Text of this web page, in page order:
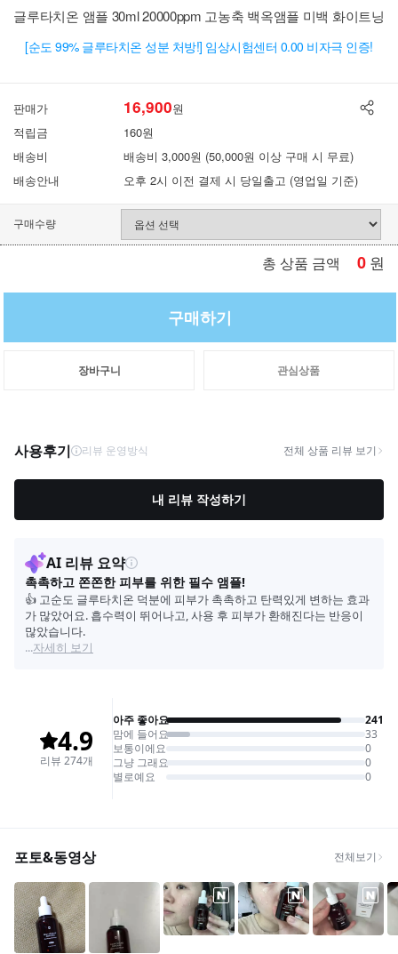
글루타치온 앰플 30ml 20000ppm 고농축 백옥앰플 미백 화이트닝
[순도 99% 글루타치온 성분 처방!] 임상시험센터 0.00 비자극 인증!
판매가 16,900원
적립금
160원
배송비
배송비 3,000원 (50,000원 이상 구매 시 무료)
배송안내
오후 2시 이전 결제 시 당일출고 (영업일 기준)
구매수량
총 상품 금액 0 원
구매하기
장바구니 관심상품